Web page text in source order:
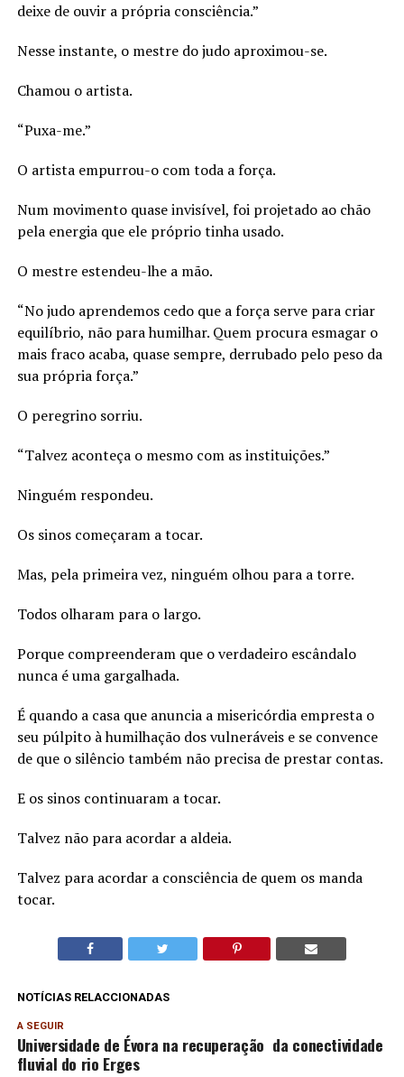
deixe de ouvir a própria consciência.”
Nesse instante, o mestre do judo aproximou-se.
Chamou o artista.
“Puxa-me.”
O artista empurrou-o com toda a força.
Num movimento quase invisível, foi projetado ao chão
pela energia que ele próprio tinha usado.
O mestre estendeu-lhe a mão.
“No judo aprendemos cedo que a força serve para criar
equilíbrio, não para humilhar. Quem procura esmagar o
mais fraco acaba, quase sempre, derrubado pelo peso da
sua própria força.”
O peregrino sorriu.
“Talvez aconteça o mesmo com as instituições.”
Ninguém respondeu.
Os sinos começaram a tocar.
Mas, pela primeira vez, ninguém olhou para a torre.
Todos olharam para o largo.
Porque compreenderam que o verdadeiro escândalo
nunca é uma gargalhada.
É quando a casa que anuncia a misericórdia empresta o
seu púlpito à humilhação dos vulneráveis e se convence
de que o silêncio também não precisa de prestar contas.
E os sinos continuaram a tocar.
Talvez não para acordar a aldeia.
Talvez para acordar a consciência de quem os manda
tocar.
NOTÍCIAS RELACCIONADAS
A SEGUIR
Universidade de Évora na recuperação da conectividade
fluvial do rio Erges